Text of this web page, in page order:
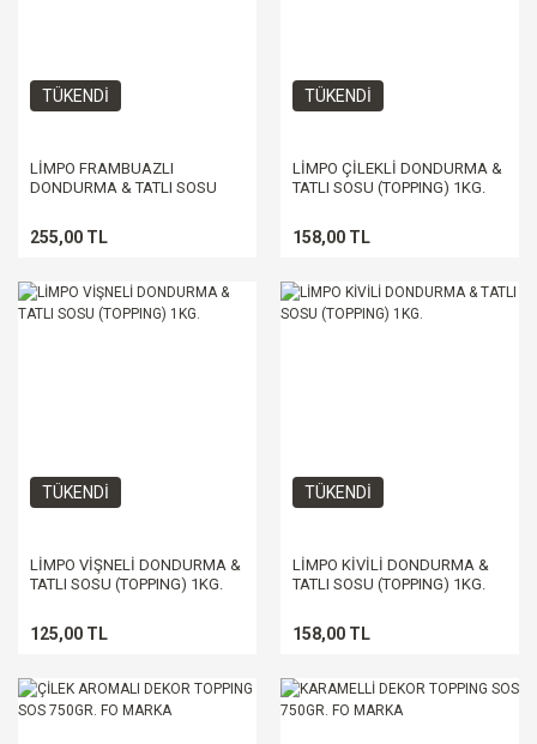
TÜKENDİ
LİMPO FRAMBUAZLI
DONDURMA & TATLI SOSU
255,00 TL
TÜKENDİ
LİMPO ÇİLEKLİ DONDURMA &
TATLI SOSU (TOPPING) 1KG.
158,00 TL
TÜKENDİ
LİMPO VİŞNELİ DONDURMA &
TATLI SOSU (TOPPING) 1KG.
125,00 TL
TÜKENDİ
LİMPO KİVİLİ DONDURMA &
TATLI SOSU (TOPPING) 1KG.
158,00 TL